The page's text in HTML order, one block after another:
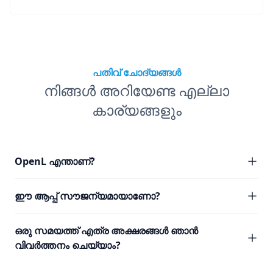
പതിവ് ചോദ്യങ്ങൾ
നിങ്ങൾ അറിയേണ്ട എല്ലാ
കാര്യങ്ങളും
OpenL എന്താണ്?
ഈ ആപ്പ് സൗജന്യമായാണോ?
ഒരു സമയത്ത് എത്ര അക്ഷരങ്ങൾ ഞാൻ
വിവർത്തനം ചെയ്യാം?